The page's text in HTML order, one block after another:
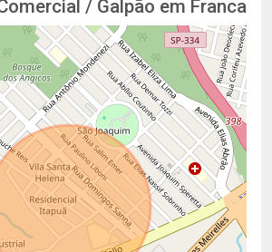
/ Galpão em Franca